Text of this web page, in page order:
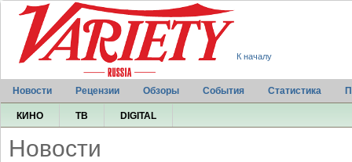
К началу
Новости Рецензии Обзоры События Статистика
КИНО ТВ DIGITAL
Новости